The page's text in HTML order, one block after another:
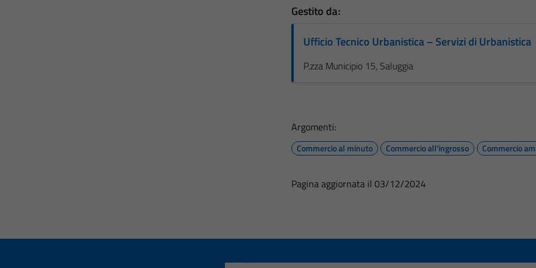
Gestito da:
Ufficio Tecnico Urbanistica – Servizi di Urbanistica
P.zza Municipio 15, Saluggia
Argomenti:
Commercio al minuto Commercio all'ingrosso Commercio
Pagina aggiornata il 03/12/2024